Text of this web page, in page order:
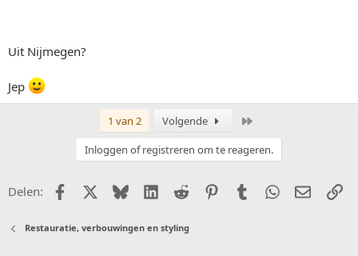
Uit Nijmegen?
Jep
1 van 2 Volgende
Inloggen of registreren om te reageren.
Delen: FacebookX (Twitter)
BlueskyLinkedIn
Reddit PinterestTumblr WhatsApp
E-mail
Restauratie, verbouwingen en styling